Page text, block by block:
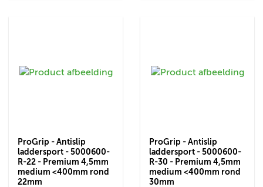
ProGrip - Antislip
laddersport - 5000600-
R-22 - Premium 4,5mm
medium <400mm rond
22mm
ProGrip - Antislip
laddersport - 5000600-
R-30 - Premium 4,5mm
medium <400mm rond
30mm